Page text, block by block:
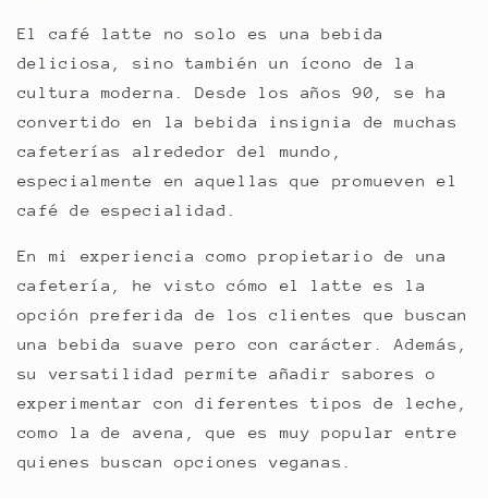
El café latte no solo es una bebida
deliciosa, sino también un ícono de la
cultura moderna. Desde los años 90, se ha
convertido en la bebida insignia de muchas
cafeterías alrededor del mundo,
especialmente en aquellas que promueven el
café de especialidad.
En mi experiencia como propietario de una
cafetería, he visto cómo el latte es la
opción preferida de los clientes que buscan
una bebida suave pero con carácter. Además,
su versatilidad permite añadir sabores o
experimentar con diferentes tipos de leche,
como la de avena, que es muy popular entre
quienes buscan opciones veganas.